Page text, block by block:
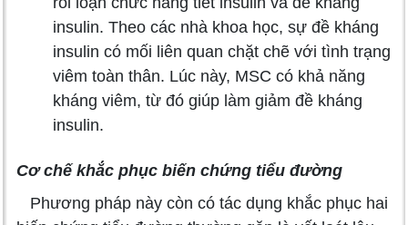
insulin. Theo các nhà khoa học, sự đề kháng
insulin có mối liên quan chặt chẽ với tình trạng
viêm toàn thân. Lúc này, MSC có khả năng
kháng viêm, từ đó giúp làm giảm đề kháng
insulin.
Cơ chế khắc phục biến chứng tiểu đường
Phương pháp này còn có tác dụng khắc phục hai